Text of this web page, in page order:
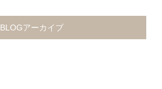
BLOGアーカイブ